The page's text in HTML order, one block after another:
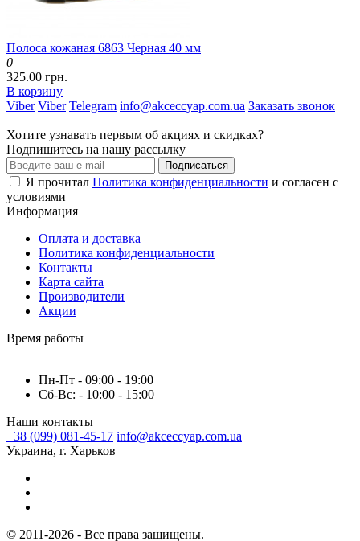
Полоса кожаная 6863 Черная 40 мм
0
325.00 грн.
В корзину
Viber Viber Telegram info@akceccyap.com.ua Заказать звонок
Хотите узнавать первым об акциях и скидках?
Подпишитесь на нашу рассылку
Подписаться
Я прочитал Политика конфиденциальности и согласен с
условиями
Информация
Оплата и доставка
Политика конфиденциальности
Контакты
Карта сайта
Производители
Акции
Время работы
Пн-Пт - 09:00 - 19:00
Сб-Вс: - 10:00 - 15:00
Наши контакты
+38 (099) 081-45-17 info@akceccyap.com.ua
Украина, г. Харьков
© 2011-2026 - Все права защищены.